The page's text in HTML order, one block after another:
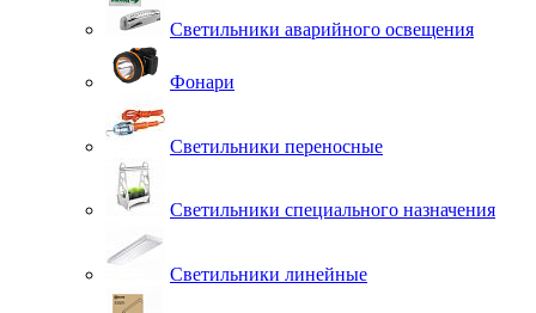
Светильники аварийного освещения
Фонари
Светильники переносные
Светильники специального назначения
Светильники линейные